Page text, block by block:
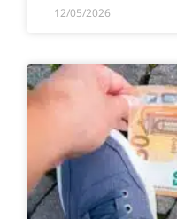
12/05/2026